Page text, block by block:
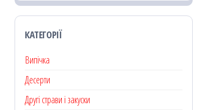
КАТЕГОРІЇ
Випічка
Десерти
Другі страви і закуски